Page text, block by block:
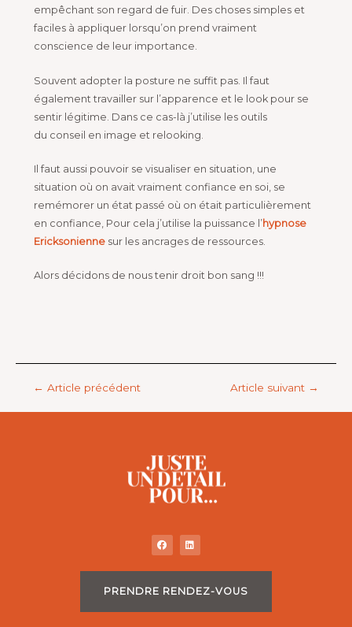
empêchant son regard de fuir. Des choses simples et
faciles à appliquer lorsqu’on prend vraiment
conscience de leur importance.
Souvent adopter la posture ne suffit pas. Il faut
également travailler sur l’apparence et le look pour se
sentir légitime. Dans ce cas-là j’utilise les outils
du conseil en image et relooking.
Il faut aussi pouvoir se visualiser en situation, une
situation où on avait vraiment confiance en soi, se
remémorer un état passé où on était particulièrement
en confiance, Pour cela j’utilise la puissance l’hypnose
Ericksoniennesur les ancrages de ressources.
Alors décidons de nous tenir droit bon sang !!!
← Article précédent Article suivant →
PRENDRE RENDEZ-VOUS